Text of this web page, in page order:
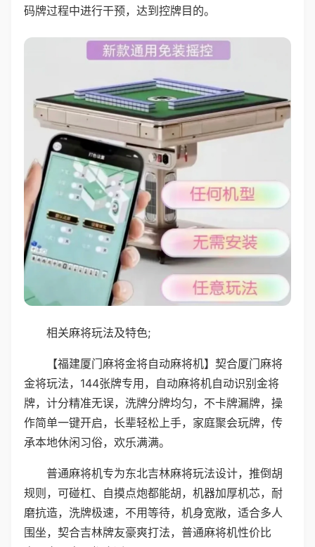
码牌过程中进行干预，达到控牌目的。
相关麻将玩法及特色;
【福建厦门麻将金将自动麻将机】契合厦门麻将
金将玩法，144张牌专用，自动麻将机自动识别金将
牌，计分精准无误，洗牌分牌均匀，不卡牌漏牌，操
作简单一键开启，长辈轻松上手，家庭聚会玩牌，传
承本地休闲习俗，欢乐满满。
普通麻将机专为东北吉林麻将玩法设计，推倒胡
规则，可碰杠、自摸点炮都能胡，机器加厚机芯，耐
磨抗造，洗牌极速，不用等待，机身宽敞，适合多人
围坐，契合吉林牌友豪爽打法，普通麻将机性价比